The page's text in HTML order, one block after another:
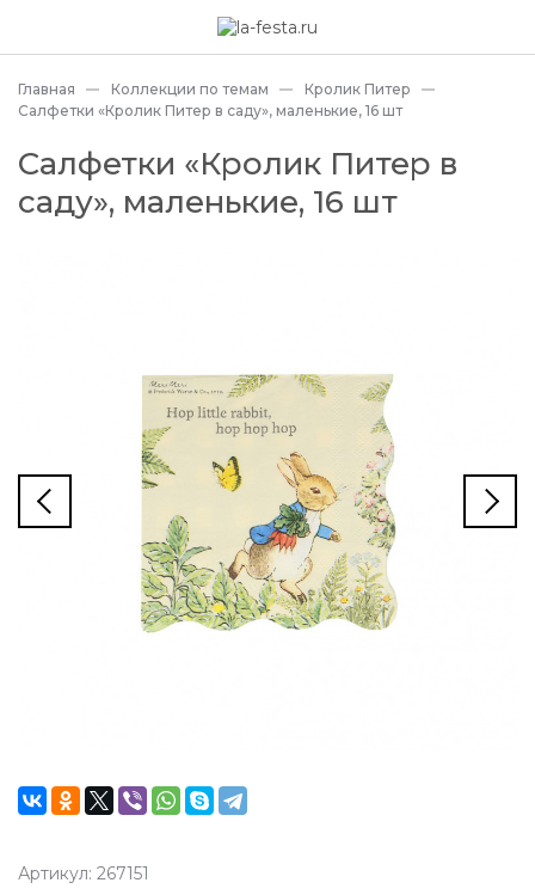
Главная Коллекции по темам
Кролик Питер
Салфетки «Кролик Питер в саду», маленькие, 16 шт
Салфетки «Кролик Питер в
саду», маленькие, 16 шт
Артикул: 267151